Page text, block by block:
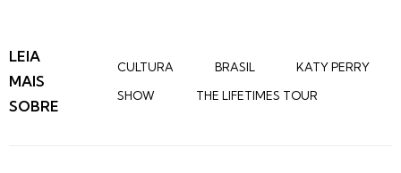
LEIA
MAIS
SOBRE
CULTURA BRASIL
KATY PERRY
SHOW
THE LIFETIMES TOUR